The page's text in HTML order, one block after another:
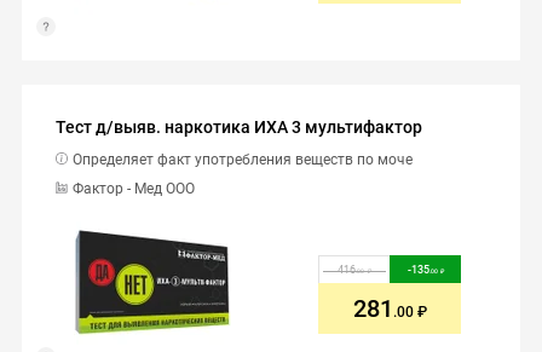
Тест д/выяв. наркотика ИХА 3 мультифактор
Фактор - Мед ООО
Определяет факт употребления веществ по моче
416.00 -135.00
281 .00